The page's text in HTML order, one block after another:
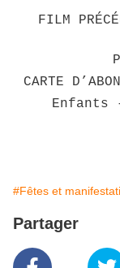
FILM
CARTE
Enfants
#Fêtes et
Partager